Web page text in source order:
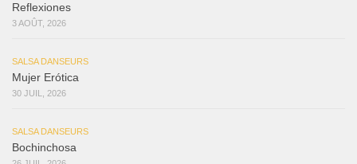
Reflexiones
3 AOÛT, 2026
SALSA DANSEURS
Mujer Erótica
30 JUIL, 2026
SALSA DANSEURS
Bochinchosa